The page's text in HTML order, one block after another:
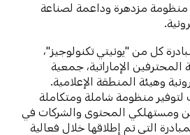
منظومة مزدهرة وداعمة لصناعة
كل من "يونيتي تكنولوجيز"،
المحترفين الإماراتية، جمعية
وهيئة المنطقة الإعلامية.
منظومة شاملة ومتكاملة
ومستهلكي المحتوى والشركات في
التي تم إطلاقها خلال فعالية